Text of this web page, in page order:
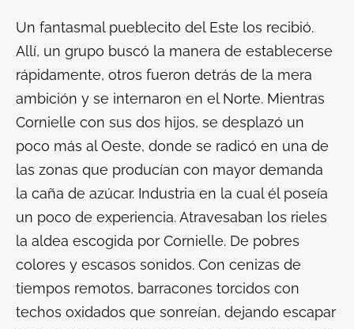
Un fantasmal pueblecito del Este los recibió.
Allí, un grupo buscó la manera de establecerse
rápidamente, otros fueron detrás de la mera
ambición y se internaron en el Norte. Mientras
Cornielle con sus dos hijos, se desplazó un
poco más al Oeste, donde se radicó en una de
las zonas que producían con mayor demanda
la caña de azúcar. Industria en la cual él poseía
un poco de experiencia. Atravesaban los rieles
la aldea escogida por Cornielle. De pobres
colores y escasos sonidos. Con cenizas de
tiempos remotos, barracones torcidos con
techos oxidados que sonreían, dejando escapar